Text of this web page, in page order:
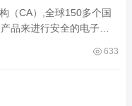
（CA）,全球150多个国
品来进行安全的电子交
633